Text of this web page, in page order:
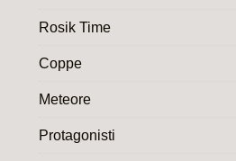
Rosik Time
Coppe
Meteore
Protagonisti